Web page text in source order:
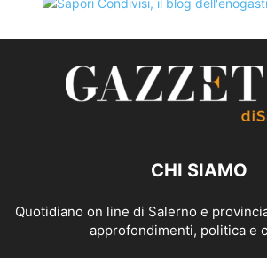
CHI SIAMO
Quotidiano on line di Salerno e
approfondimenti, politica e